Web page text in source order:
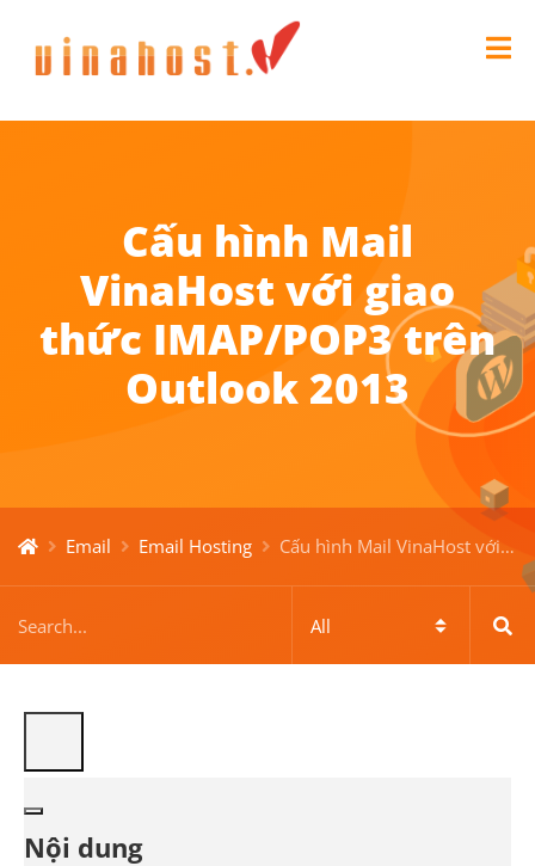
Cấu hình Mail
VinaHost với giao
thức IMAP/POP3 trên
Outlook 2013
Email Email Hosting Cấu hình Mail VinaHost với giao thức IMAP/POP3 trên Outlook 2013
Nội dung